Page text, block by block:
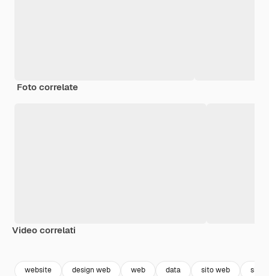
Foto correlate
Video correlati
website design web web data sito web sito